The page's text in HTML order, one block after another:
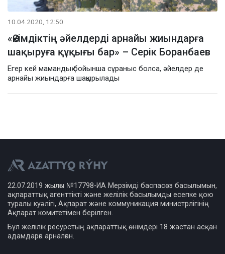
10.04.2020, 12:50
«Әкімдіктің әйелдерді арнайы жиындарға
шақыруға құқығы бар» – Серік Боранбаев
Егер кей мамандық бойынша сұраныс болса, әйелдер де
арнайы жиындарға шақырылады
22.07.2019 жылғы №17798-ИА Мерзімді баспасөз басылымын,
ақпараттық агенттікті және желілік басылымды есепке қою
туралы куәлігі, Ақпарат және коммуникация министрлігінің
Ақпарат комитетімен берілген.
Бұл желілік ресурстың ақпараттық өнімдері 18 жастан асқан
адамдарға арналған.